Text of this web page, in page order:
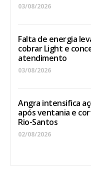
03/08/2026
Falta de energia
cobrar Light e
atendimento
03/08/2026
Angra intensifica
após ventania e
Rio-Santos
02/08/2026